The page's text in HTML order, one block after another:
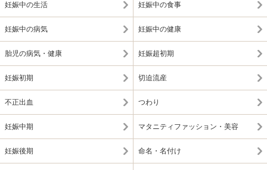
妊娠中の生活 妊娠中の食事
妊娠中の病気 妊娠中の健康
胎児の病気・健康 妊娠超初期
妊娠初期 切迫流産
不正出血 つわり
妊娠中期 マタニティファッション・美容
妊娠後期 命名・名付け